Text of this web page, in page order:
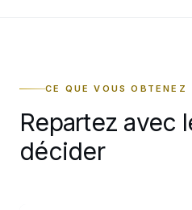
CE QUE VOUS OBTENEZ
Repartez avec
décider